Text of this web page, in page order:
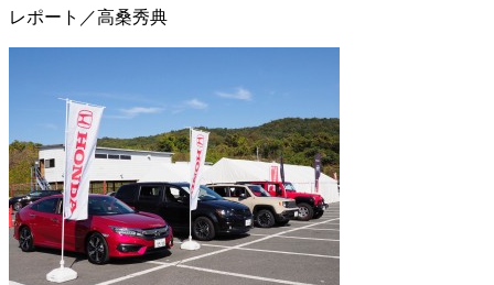
レポート／高桑秀典